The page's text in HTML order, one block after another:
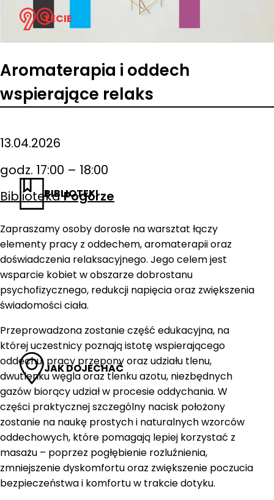
LECIE
BIBLIOTEKI
JAK DOJECHAĆ
Aromaterapia i oddech
wspierające relaks
13.04.2026
godz. 17:00 – 18:00
BibliotekaPogórze
Zapraszamy osoby dorosłe na warsztat łączy
elementy pracy z oddechem, aromaterapii oraz
doświadczenia relaksacyjnego. Jego celem jest
wsparcie kobiet w obszarze dobrostanu
psychofizycznego, redukcji napięcia oraz zwiększenia
świadomości ciała.
Przeprowadzona zostanie część edukacyjna, na
której uczestnicy poznają istotę wspierającego
oddechu, pracy przepony oraz udziału tlenu,
dwutlenku węgla oraz tlenku azotu, niezbędnych
gazów biorący udział w procesie oddychania. W
części praktycznej szczególny nacisk położony
zostanie na naukę prostych i naturalnych wzorców
oddechowych, które pomagają lepiej korzystać z
masażu – poprzez pogłębienie rozluźnienia,
zmniejszenie dyskomfortu oraz zwiększenie poczucia
bezpieczeństwa i komfortu w trakcie dotyku.